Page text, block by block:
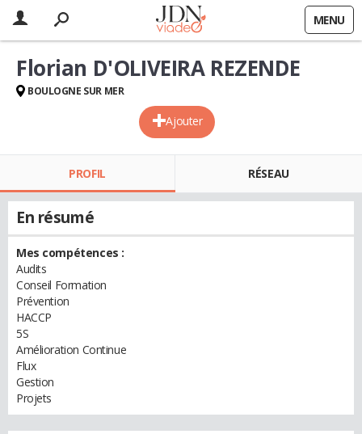
MENU
Ajouter
Florian D'OLIVEIRA REZENDE
BOULOGNE SUR MER
PROFIL RÉSEAU
En résumé
Mes compétences :
Audits
Conseil Formation
Prévention
HACCP
5S
Amélioration Continue
Flux
Gestion
Projets